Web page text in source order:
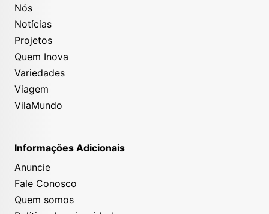
Nós
Notícias
Projetos
Quem Inova
Variedades
Viagem
VilaMundo
Informações Adicionais
Anuncie
Fale Conosco
Quem somos